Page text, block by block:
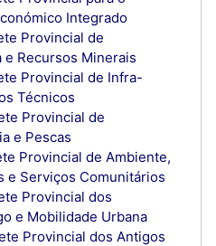
Integrado
Provincial de
Recursos Minerais
Provincial de Infra-
Técnicos
Provincial de
e Pescas
Provincial de Ambiente,
e Serviços Comunitários
Provincial dos
e Mobilidade Urbana
Provincial dos Antigos